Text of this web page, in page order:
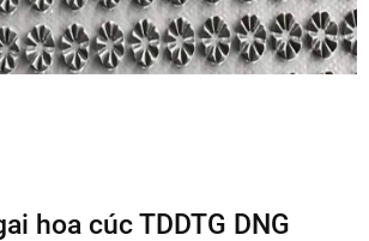
hoa cúc TDDTG DNG